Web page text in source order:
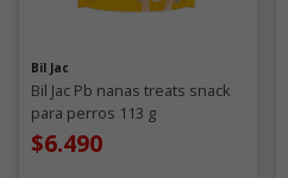
Bil Jac
Bil Jac Pb nanas treats snack
para perros 113 g
$6.490